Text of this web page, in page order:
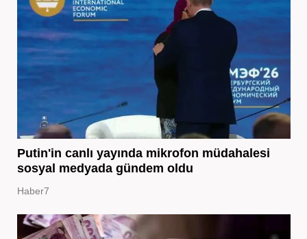
Putin'in canlı yayında mikrofon müdahalesi
sosyal medyada gündem oldu
Haber7